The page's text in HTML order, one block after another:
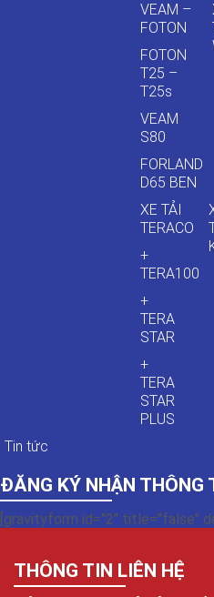
VEAM –
FOTON
FOTON
T25 –
T25s
VEAM
S80
FORLAND
D65 BEN
XE TẢI
TERACO
+
TERA100
+
TERA
STAR
+
TERA
STAR
PLUS
Tin tức
ĐĂNG KÝ NHẬN THÔNG
[gravityform id="2" title="false"
THÔNG TIN LIÊN HỆ